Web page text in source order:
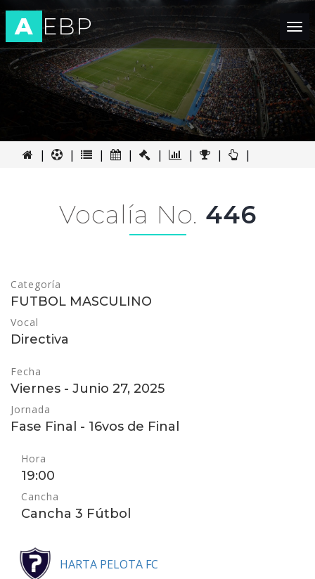
A EBP
| | | | | | | |
Vocalía No. 446
Categoría
FUTBOL MASCULINO
Vocal
Directiva
Fecha
Viernes - Junio 27, 2025
Jornada
Fase Final - 16vos de Final
Hora
19:00
Cancha
Cancha 3 Fútbol
HARTA PELOTA FC